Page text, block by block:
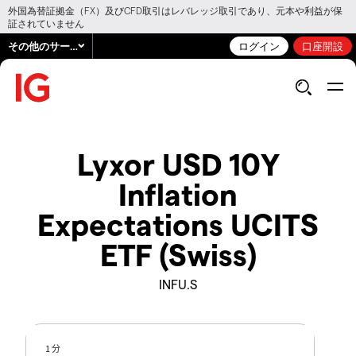
外国為替証拠金（FX）及びCFD取引はレバレッジ取引であり、元本や利益が保
証されていません
その他のサービス ログイン 口座開設
Lyxor USD 10Y
Inflation
Expectations UCITS
ETF (Swiss)
INFU.S
1 分